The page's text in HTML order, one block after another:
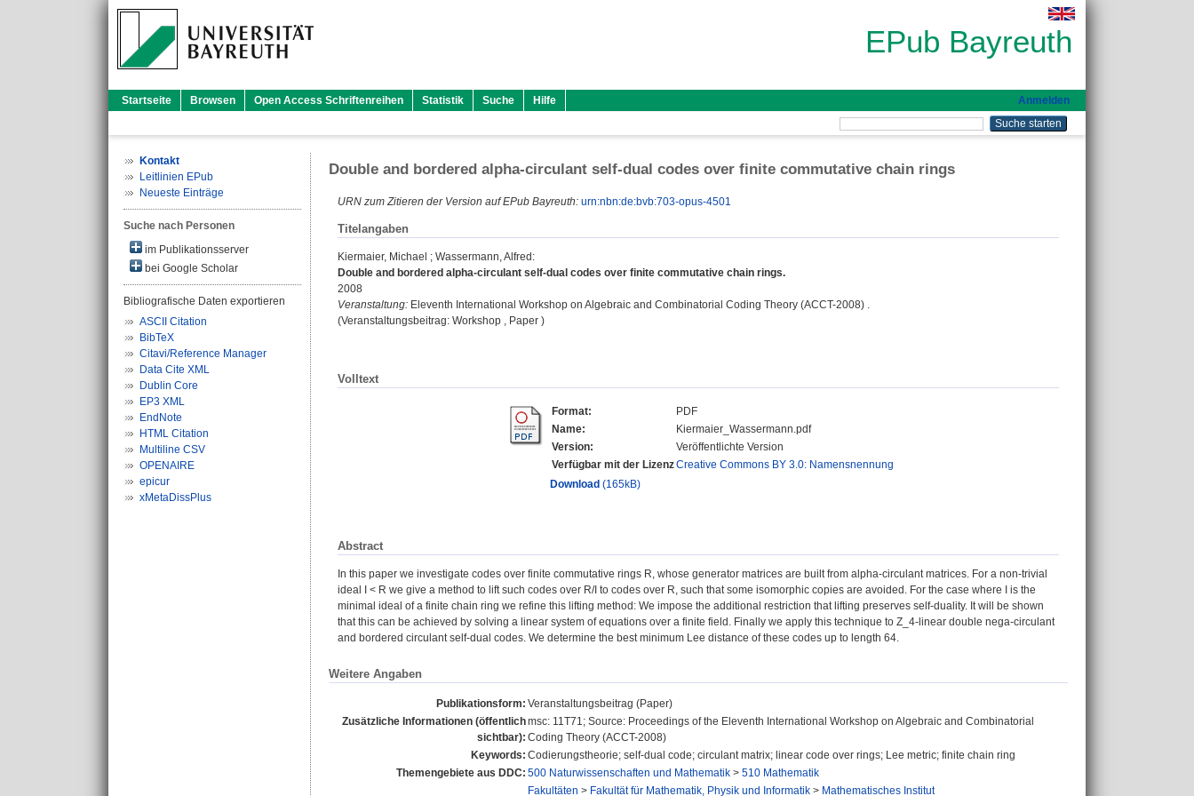
EPub Bayreuth
Startseite Browsen Open Access Schriftenreihen Statistik Suche Hilfe Anmelden
Kontakt
Leitlinien EPub
Neueste Einträge
Suche nach Personen
im Publikationsserver
bei Google Scholar
Bibliografische Daten exportieren
ASCII Citation
BibTeX
Citavi/Reference Manager
Data Cite XML
Dublin Core
EP3 XML
EndNote
HTML Citation
Multiline CSV
OPENAIRE
epicur
xMetaDissPlus
Double and bordered alpha-circulant self-dual codes over finite commutative chain rings
URN zum Zitieren der Version auf EPub Bayreuth: urn:nbn:de:bvb:703-opus-4501
Titelangaben
Kiermaier, Michael ; Wassermann, Alfred :
Double and bordered alpha-circulant self-dual codes over finite commutative chain rings.
2008
Veranstaltung: Eleventh International Workshop on Algebraic and Combinatorial Coding Theory (ACCT-2008) .
(Veranstaltungsbeitrag: Workshop , Paper )
Volltext
Format:
PDF
Name:
Kiermaier_Wassermann.pdf
Version:
Veröffentlichte Version
Verfügbar mit der LizenzCreative Commons BY 3.0: Namensnennung
Download (165kB)
Abstract
In this paper we investigate codes over finite commutative rings R, whose generator matrices are built from alpha-circulant matrices. For a non-trivial
ideal I < R we give a method to lift such codes over R/I to codes over R, such that some isomorphic copies are avoided. For the case where I is the
minimal ideal of a finite chain ring we refine this lifting method: We impose the additional restriction that lifting preserves self-duality. It will be shown
that this can be achieved by solving a linear system of equations over a finite field. Finally we apply this technique to Z_4-linear double nega-circulant
and bordered circulant self-dual codes. We determine the best minimum Lee distance of these codes up to length 64.
Weitere Angaben
Publikationsform: Veranstaltungsbeitrag (Paper)
Zusätzliche Informationen (öffentlich
sichtbar):
msc: 11T71; Source: Proceedings of the Eleventh International Workshop on Algebraic and Combinatorial
Coding Theory (ACCT-2008)
Keywords: Codierungstheorie; self-dual code; circulant matrix; linear code over rings; Lee metric; finite chain ring
Themengebiete aus DDC: 500 Naturwissenschaften und Mathematik > 510 Mathematik
Fakultäten > Fakultät für Mathematik, Physik und Informatik > Mathematisches Institut